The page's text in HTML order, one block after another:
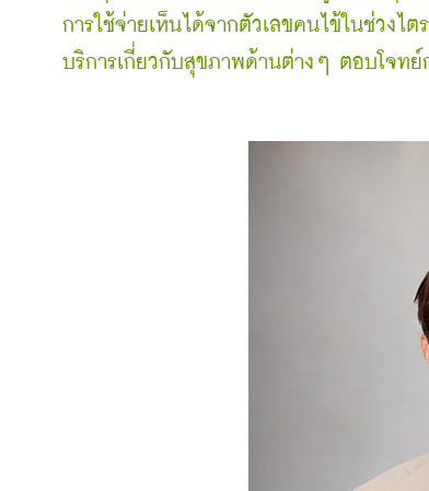
การใช้จ่ายเห็นได้จากตัวเลขคนไข้ในช่วงไ
บริการเกี่ยวกับสุขภาพด้านต่างๆ ตอบโจท